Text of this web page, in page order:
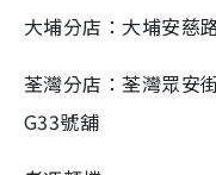
大埔分店：大埔安慈
荃灣分店：荃灣眾安
G33號舖